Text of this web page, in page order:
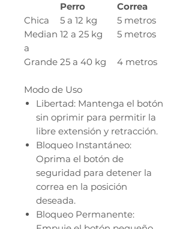
Perro
Correa
Chica
5 a 12 kg
5 metros
Median
a
12 a 25 kg 5 metros
Grande 25 a 40 kg 4 metros
Modo de Uso
Libertad: Mantenga el botón
sin oprimir para permitir la
libre extensión y retracción.
Bloqueo Instantáneo:
Oprima el botón de
seguridad para detener la
correa en la posición
deseada.
Bloqueo Permanente: